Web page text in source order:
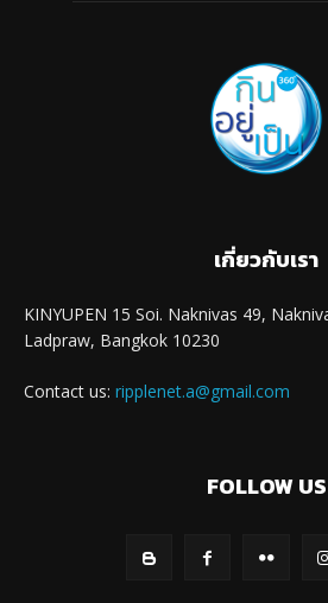
เกี่ยวกับเรา
KINYUPEN 15 Soi. Naknivas 49,
Ladpraw, Bangkok 10230
Contact us: ripplenet.a@gmail.com
FOLLOW US